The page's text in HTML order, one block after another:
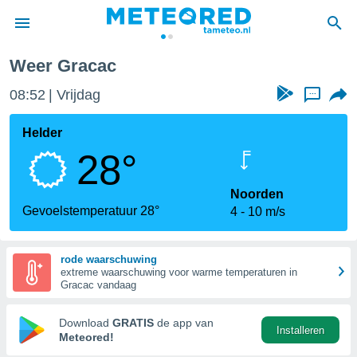
door
verstrekte
hoge
hebt de
voor
op basis
Weer Gracac
08:52 Vrijdag ...
Helder
28°
Gevoelstemperatuur 28°
Noorden
4
10 m/s
rode waarschuwing
extreme waarschuwing voor warme temperaturen in
Gracac vandaag
Download GRATIS de app van
Meteored!
Installeren